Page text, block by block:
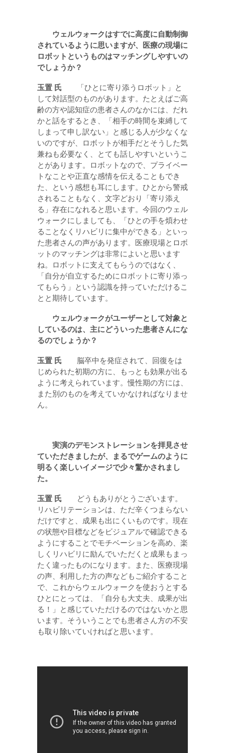
ウェルウォークはすでに高度に自動制御
されているように思いますが、医療の現場に
ロボットというものはマッチングしやすいの
でしょうか？
玉置 氏 「ひとに寄り添うロボット」と
して対話型のものがあります。たとえばご高
齢の方や認知症の患者さんのなかには、だれ
かと話をするとき、「相手の時間を束縛して
しまって申し訳ない」と感じる人が少なくな
いのですが、ロボットが相手だとそうした気
兼ねも必要なく、とても話しやすいというこ
とがあります。ロボットなので、プライベー
トなことや正直な感情を伝えることもでき
た、という感想も耳にします。ひとから警戒
されることもなく、文字どおり「寄り添え
る」存在になれると思います。今回のウェル
ウォークにしましても、「ひとの手を煩わせ
ることなくリハビリに集中ができる」といっ
た患者さんの声があります。医療現場とロボ
ットのマッチングは非常によいと思います
ね。ロボットに支えてもらうのではなく、
「自分が自立するためにロボットに寄り添っ
てもらう」という認識を持っていただけるこ
とと期待しています。
ウェルウォークがユーザーとして対象と
しているのは、主にどういった患者さんにな
るのでしょうか？
玉置 氏 脳卒中を発症されて、回復をは
じめられた初期の方に、もっとも効果が出る
ように考えられています。慢性期の方には、
また別のものを考えていかなければなりませ
ん。
実演のデモンストレーションを拝見させ
ていただきましたが、まるでゲームのように
明るく楽しいイメージで少々驚かされまし
た。
玉置 氏 どうもありがとうございます。
リハビリテーションは、ただ辛くつまらない
だけですと、成果も出にくいものです。現在
の状態や目標などをビジュアルで確認できる
ようにすることでモチベーションを高め、楽
しくリハビリに励んでいただくと成果もまっ
たく違ったものになります。また、医療現場
の声、利用した方の声などもご紹介すること
で、これからウェルウォークを使おうとする
ひとにとっては、「自分も大丈夫、成果が出
る！」と感じていただけるのではないかと思
います。そういうことでも患者さん方の不安
も取り除いていければと思います。